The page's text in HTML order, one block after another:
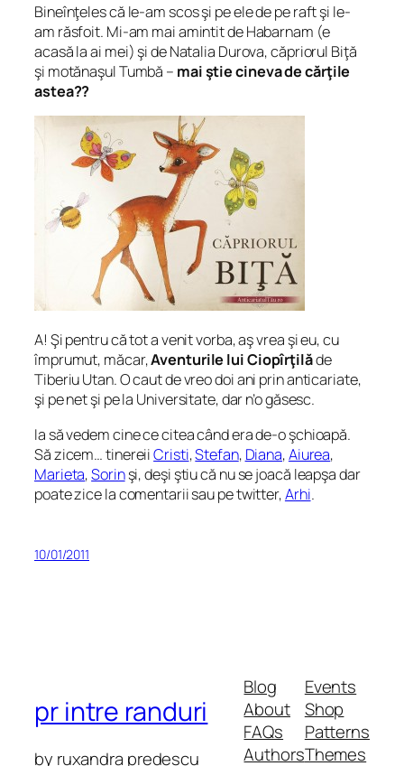
Bineînţeles că le-am scos şi pe ele de pe raft şi le-
am răsfoit. Mi-am mai amintit de Habarnam (e
acasă la ai mei) şi de Natalia Durova, căpriorul Biţă
şi motănaşul Tumbă – mai ştie cineva de cărţile
astea??
A! Şi pentru că tot a venit vorba, aş vrea şi eu, cu
împrumut, măcar,Aventurile lui Ciopîrţilăde
Tiberiu Utan. O caut de vreo doi ani prin anticariate,
şi pe net şi pe la Universitate, dar n’o găsesc.
Ia să vedem cine ce citea când era de-o şchioapă.
Să zicem… tinereiiCristi,Stefan, Diana,Aiurea,
Marieta,Sorinşi, deşi ştiu că nu se joacă leapşa dar
poate zice la comentarii sau pe twitter,Arhi.
10/01/2011
pr intre randuri
by ruxandra predescu
Blog
About
FAQs
Authors
Events
Shop
Patterns
Themes